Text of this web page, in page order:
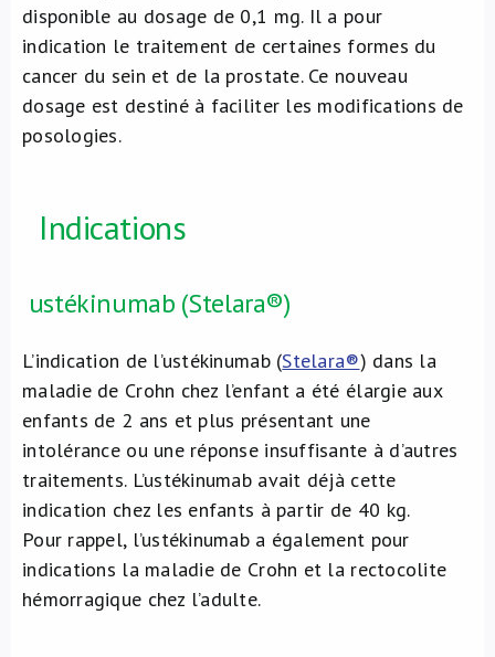
disponible au dosage de 0,1 mg. Il a pour
indication le traitement de certaines formes du
cancer du sein et de la prostate. Ce nouveau
dosage est destiné à faciliter les modifications de
posologies.
Indications
ustékinumab (Stelara®)
L’indication de l’ustékinumab (Stelara®) dans la
maladie de Crohn chez l’enfant a été élargie aux
enfants de 2 ans et plus présentant une
intolérance ou une réponse insuffisante à d’autres
traitements. L’ustékinumab avait déjà cette
indication chez les enfants à partir de 40 kg.
Pour rappel, l’ustékinumab a également pour
indications la maladie de Crohn et la rectocolite
hémorragique chez l’adulte.